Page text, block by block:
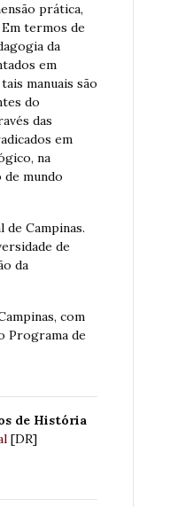
prática,
termos de
da
em
manuais são
do
das
em
na
de mundo
de Campinas.
de
da
com
Programa de
de História
[DR]